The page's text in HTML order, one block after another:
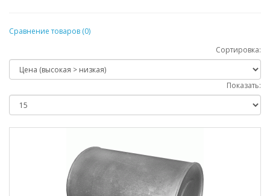
Сравнение товаров (0)
Сортировка:
Показать: